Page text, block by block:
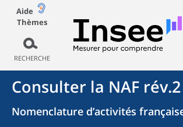
Aide
Thèmes
RECHERCHE
Consulter la NAF rév.2
Nomenclature d’activités